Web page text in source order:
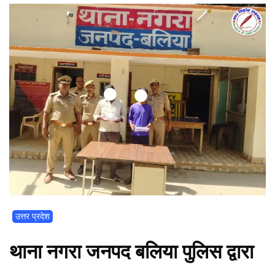
उत्तर प्रदेश
थाना नगरा जनपद बलिया पुलिस द्वारा